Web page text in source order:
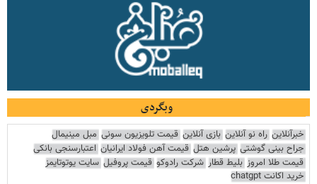
وبگردی
خبرآنلاین راه نو آنلاین بازی آنلاین قیمت تلویزیون سونی مبل مینیمال
جراح بینی گوشتی پرشین هتل قیمت آهن فولاد ایرانیان اعتبارسنجی بانکی
قیمت طلا امروز بلیط قطار شرکت رادوکو قیمت پروفیل سایت یوتوتایمز
خرید اکانت chatgpt